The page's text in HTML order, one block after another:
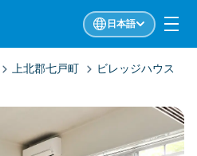
日本語
上北郡七戸町
ビレッジハウス